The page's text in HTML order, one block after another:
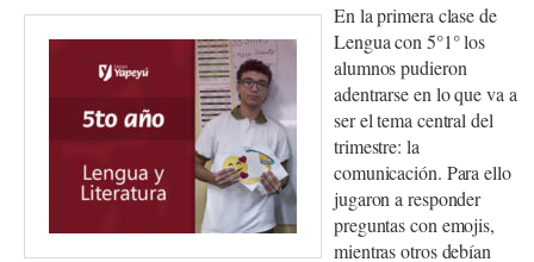
En la primera clase de
Lengua con 5°1° los
alumnos pudieron
adentrarse en lo que va a
ser el tema central del
trimestre: la
comunicación. Para ello
jugaron a responder
preguntas con emojis,
mientras otros debían